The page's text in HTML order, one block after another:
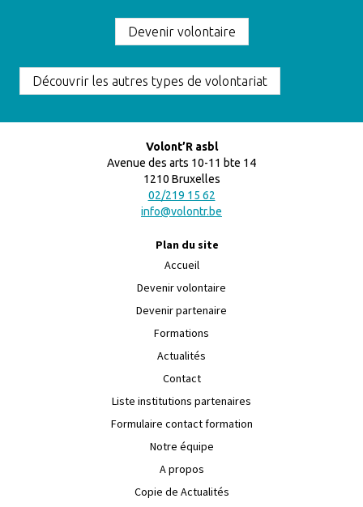
Devenir volontaire
Découvrir les autres types de volontariat
Volont’R asbl
Avenue des arts 10-11 bte 14
1210 Bruxelles
02/219 15 62
info@volontr.be
Plan du site
Accueil
Devenir volontaire
Devenir partenaire
Formations
Actualités
Contact
Liste institutions partenaires
Formulaire contact formation
Notre équipe
A propos
Copie de Actualités